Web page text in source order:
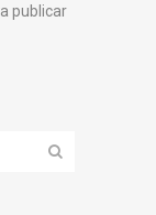
publicar